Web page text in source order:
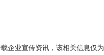
企业宣传资讯，该相关信息仅为